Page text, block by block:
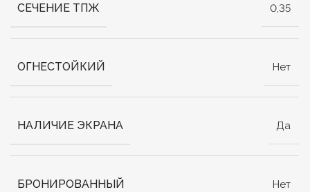
СЕЧЕНИЕ ТПЖ 0,35
ОГНЕСТОЙКИЙ Нет
НАЛИЧИЕ ЭКРАНА Да
БРОНИРОВАННЫЙ Нет